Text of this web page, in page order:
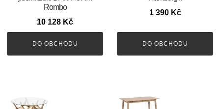
Rombo
10 128 Kč
DO OBCHODU
1 390 Kč
DO OBCHODU